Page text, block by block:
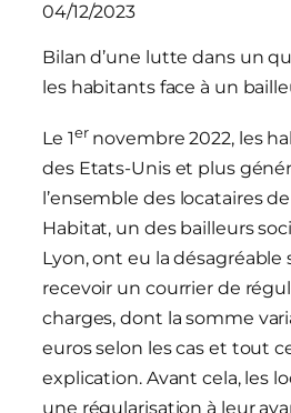
04/12/2023
Bilan d’une lutte dans un
les habitants face à un
Le 1er novembre 2022, les
des Etats-Unis et plus
l’ensemble des locataires
Habitat, un des bailleurs
Lyon, ont eu la désagréable
recevoir un courrier de
charges, dont la somme
euros selon les cas et tout
explication. Avant cela, les
une régularisation à leur